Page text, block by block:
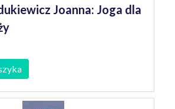
Joanna: Joga dla